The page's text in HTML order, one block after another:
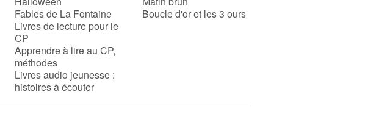
Fables de La Fontaine
Livres de lecture pour le
CP
Apprendre à lire au CP,
méthodes
Livres audio jeunesse :
histoires à écouter
Boucle d'or et les 3 ours